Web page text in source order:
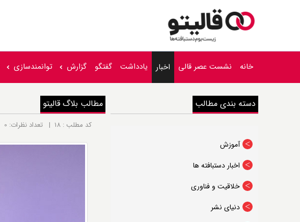
خانه نشست عصر قالی اخبار یادداشت گفتگو گزارش توانمندسازی
دسته بندی مطالب
آموزش
اخبار دستبافته ها
خلاقیت و فناوری
دنیای نشر
مطالب بلاگ قالیتو
کد مطلب : 18 | تعداد نظرات: 0 | تعداد بازدیدها: 6304 | تاریخ درج: شنبه, دي 20, 1399 | ساعت: 12:00 ق.ظ | منبع / نویسنده مطلب: مدیر سامانه